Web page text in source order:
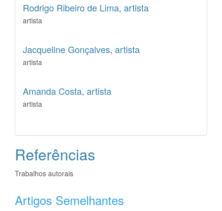
Rodrigo Ribeiro de Lima, artista
artista
Jacqueline Gonçalves, artista
artista
Amanda Costa, artista
artista
Referências
Trabalhos autorais
Artigos Semelhantes